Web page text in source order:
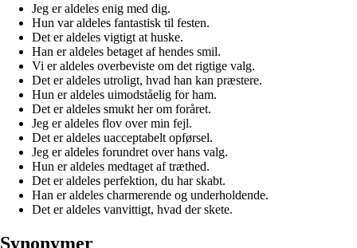
Jeg er aldeles enig med dig.
Hun var aldeles fantastisk til festen.
Det er aldeles vigtigt at huske.
Han er aldeles betaget af hendes smil.
Vi er aldeles overbeviste om det rigtige valg.
Det er aldeles utroligt, hvad han kan præstere.
Hun er aldeles uimodståelig for ham.
Det er aldeles smukt her om foråret.
Jeg er aldeles flov over min fejl.
Det er aldeles uacceptabelt opførsel.
Jeg er aldeles forundret over hans valg.
Hun er aldeles medtaget af træthed.
Det er aldeles perfektion, du har skabt.
Han er aldeles charmerende og underholdende.
Det er aldeles vanvittigt, hvad der skete.
Synonymer